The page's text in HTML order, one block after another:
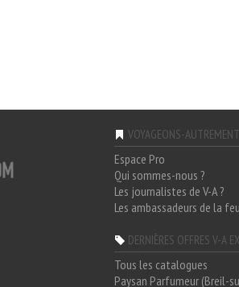
VOYAGEONS-AUTREMENT
Espace Pro
Qui sommes-nous ?
Les journalistes de V-A ?
Les ambassadeurs de la
DERNIÈRES OFFRES V-A
Tous les catalogues
Paysan Parfumeur (Breil-